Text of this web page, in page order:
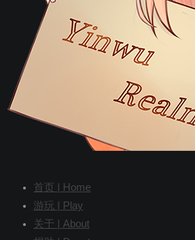
首页 | Home
游玩 | Play
关于 | About